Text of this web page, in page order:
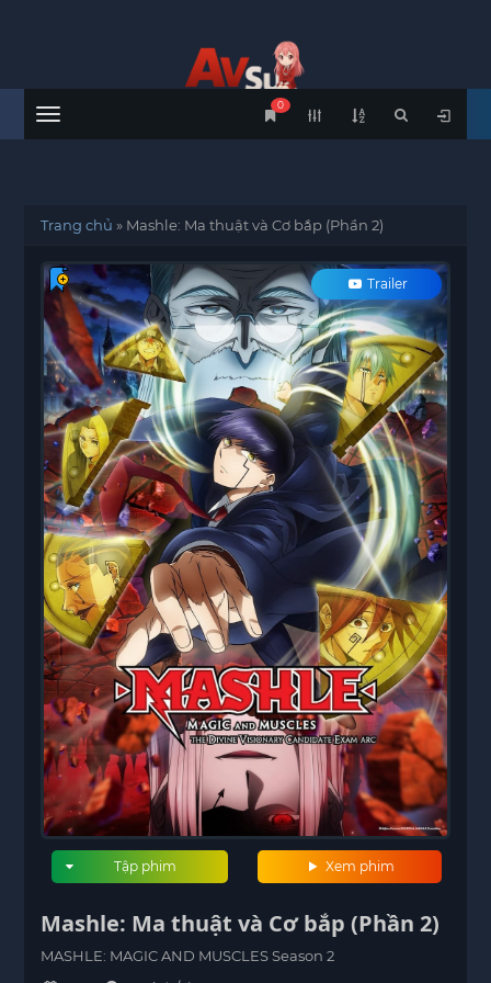
Menu
0
Trang chủ » Mashle: Ma thuật và Cơ bắp (Phần 2)
Trailer
Xem phim
Tập phim
Mashle: Ma thuật và Cơ bắp (Phần 2)
MASHLE: MAGIC AND MUSCLES Season 2